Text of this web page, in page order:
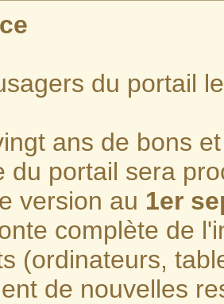
du portail
ans de bons
du portail sera
version au 1er
complète de
(ordinateurs,
de nouvelles